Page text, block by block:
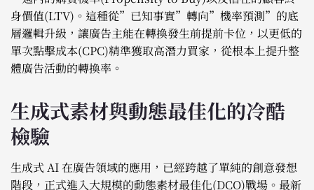
身價值(LTV)。這種從”已知事實”轉向”機率預測”的底
層邏輯升級，讓廣告主能在轉換發生前提前卡位，以更低的
單次點擊成本(CPC)精準獲取高潛力買家，從根本上提升整
體廣告活動的轉換率。
生成式素材與動態最佳化的冷酷
檢驗
生成式 AI 在廣告領域的應用，已經跨越了單純的創意發想
階段，正式進入大規模的動態素材最佳化(DCO)戰場。最新